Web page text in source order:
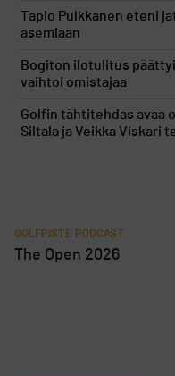
Tapio Pulkkanen eteni
asemiaan
Bogiton ilotulitus
vaihtoi omistajaa
Golfin tähtitehdas avaa
Siltala ja Veikka Viskari
GOLFPISTE PODCAST
The Open 2026